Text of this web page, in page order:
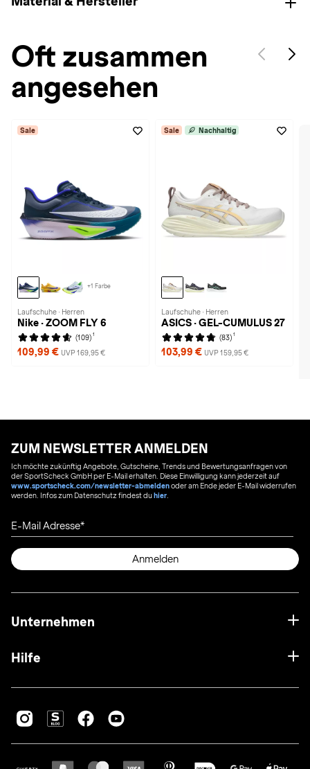
Oft zusammen
angesehen
Sale
+1 Farbe
Laufschuhe · Herren
Nike · ZOOM FLY 6
(109) 1
109,99 € UVP 169,95 €
Sale Nachhaltig
Laufschuhe · Herren
ASICS · GEL-CUMULUS 27
(83) 1
103,99 € UVP 159,95 €
ZUM NEWSLETTER ANMELDEN
Ich möchte zukünftig Angebote, Gutscheine, Trends und Bewertungsanfragen von
der SportScheck GmbH per E-Mail erhalten. Diese Einwilligung kann jederzeit auf
www.sportscheck.com/newsletter-abmeldenoder am Ende jeder E-Mail widerrufen
werden. Infos zum Datenschutz findest duhier
E-Mail Adresse
Anmelden
Unternehmen
Hilfe